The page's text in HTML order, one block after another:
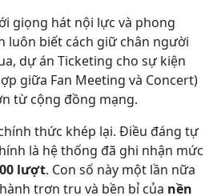
giọng hát nội lực và phong
luôn biết cách giữ chân người
dự án Ticketing cho sự kiện
giữa Fan Meeting và Concert)
từ cộng đồng mạng.
thức khép lại. Điều đáng tự
là hệ thống đã ghi nhận mức
lượt. Con số này một lần nữa
trơn tru và bền bỉ của nền